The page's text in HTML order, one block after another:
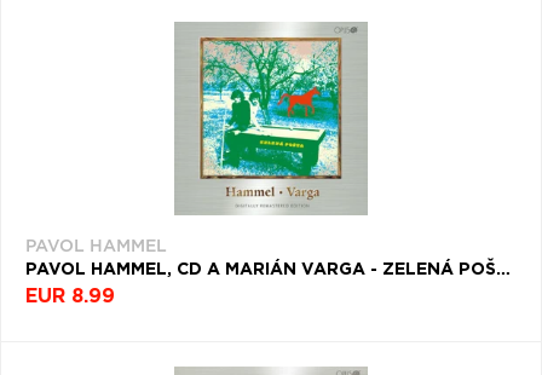
PAVOL HAMMEL
PAVOL HAMMEL, CD A MARIÁN VARGA - ZELENÁ POŠTA
EUR 8.99